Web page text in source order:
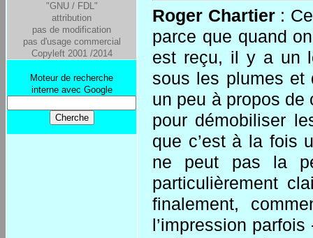
"GNU / FDL"
attribution
pas de modification
pas d'usage commercial
Copyleft 2001 /2014
Moteur de recherche
interne avec Google
Roger Chartier:
parce que quand
est reçu, il y a un
sous les plumes et
un peu à propos de
pour démobiliser
que c’est à la fois
ne peut pas la
particulièrement
finalement,
l’impression